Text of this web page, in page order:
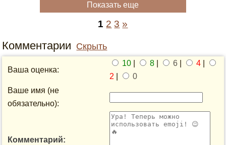
Показать еще
1 2 3 »
Комментарии Скрыть
Ваша оценка:
10 8 6 4
2
0
Ваше имя (не
обязательно):
Комментарий: